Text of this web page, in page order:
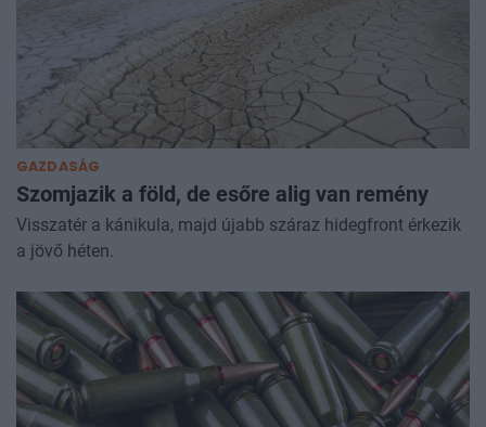
GAZDASÁG
Szomjazik a föld, de esőre alig van remény
Visszatér a kánikula, majd újabb száraz hidegfront érkezik
a jövő héten.